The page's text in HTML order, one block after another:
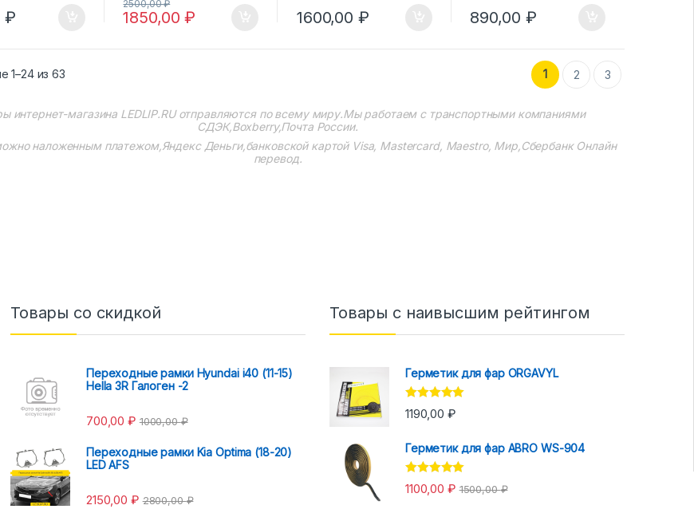
₽
Hella 3R AFS
1850,00₽
2500,00₽
1600,00 ₽ 890,00 ₽
1–24 из 63 1 2 3
интернет-магазина LEDLIP.RUотправляются по всему миру.Мы работаем с транспортными компаниями
СДЭК,Boxberry,Почта России.
наложенным платежом,Яндекс Деньги,банковской картой Visa, Mastercard, Maestro, Мир,Сбербанк Онлайн
перевод.
Товары со скидкой
Переходные рамки Hyundai i40 (11-15)
Hella 3R Галоген -2
700,00₽ 1000,00₽
Переходные рамки Kia Optima (18-20)
LED AFS
2150,00 ₽ 2800,00₽
Товары с наивысшим рейтингом
Герметик для фар ORGAVYL
Оценка 5.00
из 5
1190,00 ₽
Герметик для фар ABRO WS-904
Оценка 5.00
из 5
1100,00 ₽ 1500,00₽